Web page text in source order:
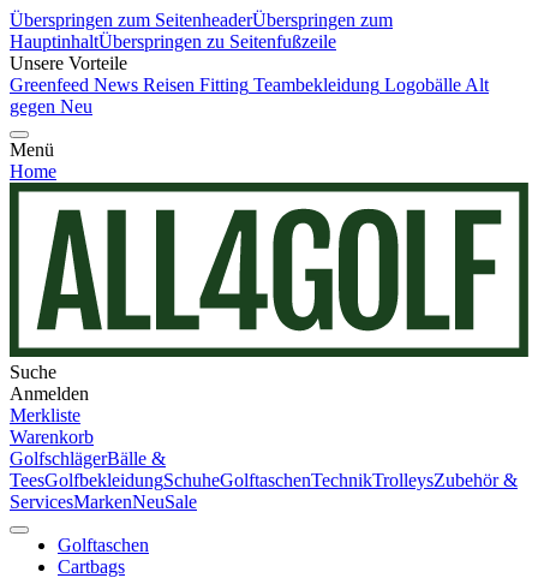
Überspringen zum SeitenheaderÜberspringen zum
HauptinhaltÜberspringen zu Seitenfußzeile
Unsere Vorteile
Greenfeed News Reisen Fitting Teambekleidung Logobälle Alt
gegen Neu
Menü
Home
Suche
Anmelden
Merkliste
Warenkorb
GolfschlägerBälle &
TeesGolfbekleidungSchuheGolftaschenTechnikTrolleysZubehör &
ServicesMarkenNeuSale
Golftaschen
Cartbags